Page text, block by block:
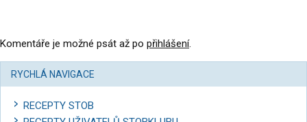
Komentáře je možné psát až po přihlášení.
RYCHLÁ NAVIGACE
RECEPTY STOB